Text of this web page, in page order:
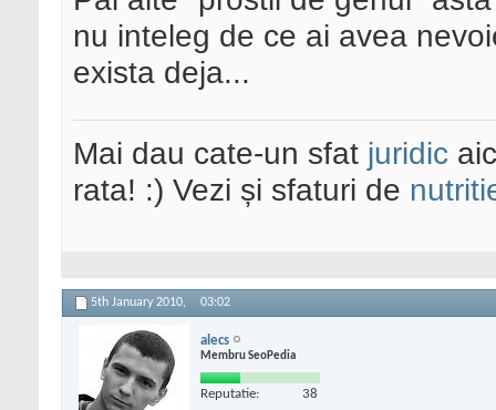
nu inteleg de ce ai avea
exista deja...
Mai dau cate-un sfat juridic
rata! :) Vezi și sfaturi de
5th January 2010, 03:02
alecs
Membru SeoPedia
Reputatie: 38